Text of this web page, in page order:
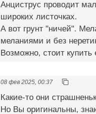
Анциструс проводит
широких листочках.
А вот грунт "ничей".
меланиями и без
Возможно, стоит
08 фев 2025, 00:37
Какие-то они
Но Вы оригинальны,